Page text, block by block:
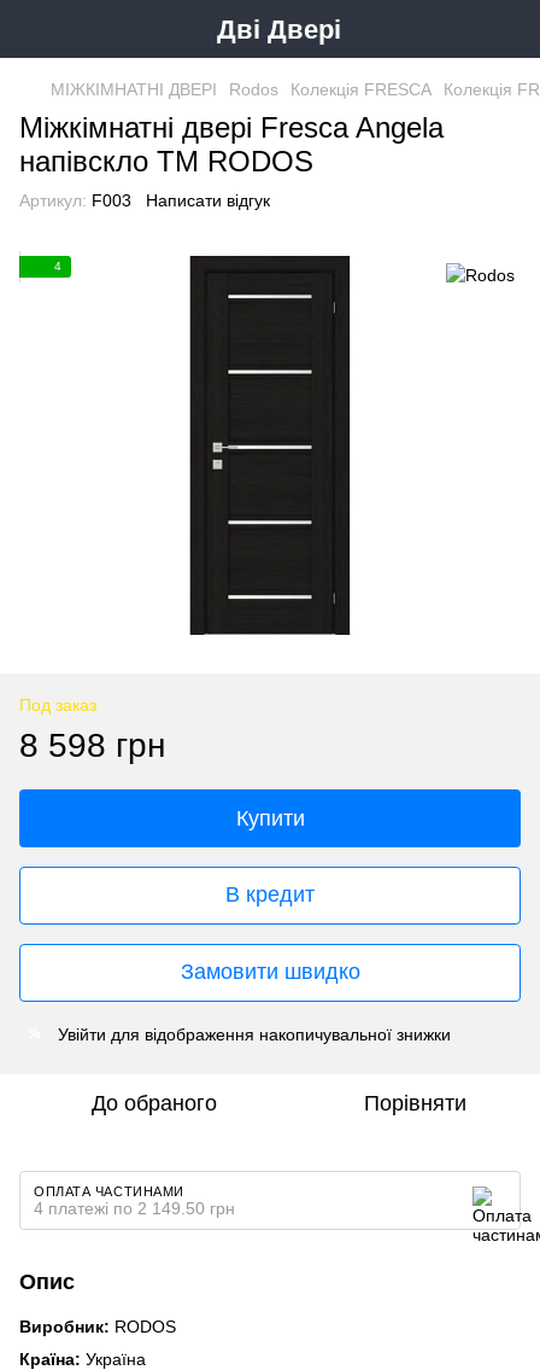
Дві Двері
МІЖКІМНАТНІ ДВЕРІ Rodos Колекція FRESСA Колекція
Міжкімнатні двері Fresca Angela
напівскло ТМ RODOS
Артикул: F003 Написати відгук
4
Под заказ
8 598 грн
Купити
В кредит
Замовити швидко
Увійти для відображення накопичувальної знижки
До обраного Порівняти
ОПЛАТА ЧАСТИНАМИ
4 платежі по 2 149.50 грн
Опис
Виробник: RODOS
Країна: Україна